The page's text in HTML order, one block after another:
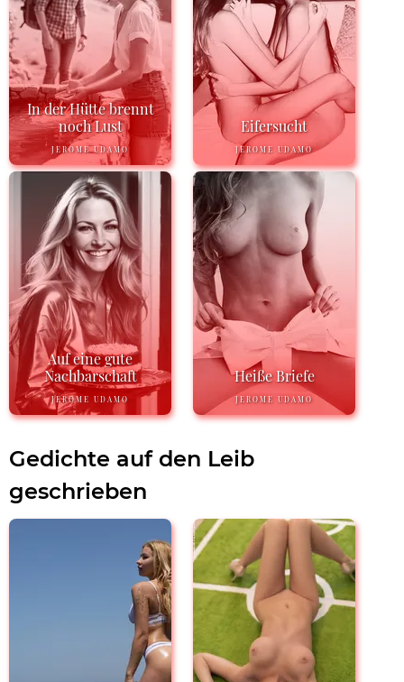
In der Hütte brennt
noch Lust
JEROME UDAMO
Eifersucht
JEROME UDAMO
Auf eine gute
Nachbarschaft
JEROME UDAMO
Heiße Briefe
JEROME UDAMO
Gedichte auf den Leib
geschrieben